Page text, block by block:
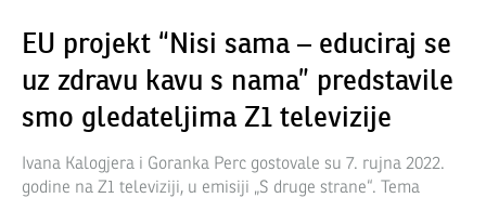
EU projekt “Nisi sama – educiraj se
uz zdravu kavu s nama” predstavile
smo gledateljima Z1 televizije
Ivana Kalogjera i Goranka Perc gostovale su 7. rujna 2022.
godine na Z1 televiziji, u emisiji „S druge strane“. Tema